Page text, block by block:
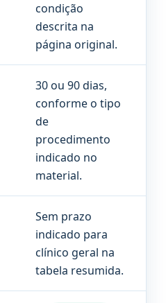
condição
descrita na
página original.
30 ou 90 dias,
conforme o tipo
de
procedimento
indicado no
material.
Sem prazo
indicado para
clínico geral na
tabela resumida.